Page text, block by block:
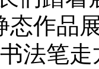
态作品
法笔